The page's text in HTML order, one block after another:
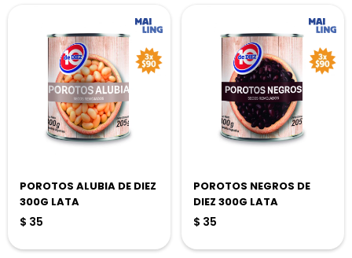
POROTOS ALUBIA DE DIEZ
300G LATA
$ 35
POROTOS NEGROS DE
DIEZ 300G LATA
$ 35